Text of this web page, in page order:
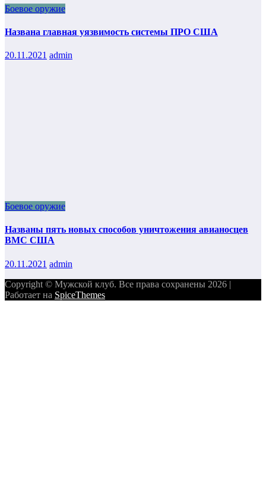
Боевое оружие
Названа главная уязвимость системы ПРО США
20.11.2021 admin
Боевое оружие
Названы пять новых способов уничтожения авианосцев
ВМС США
20.11.2021 admin
Copyright © Мужской клуб. Все права сохранены 2026 |
Работает на SpiceThemes